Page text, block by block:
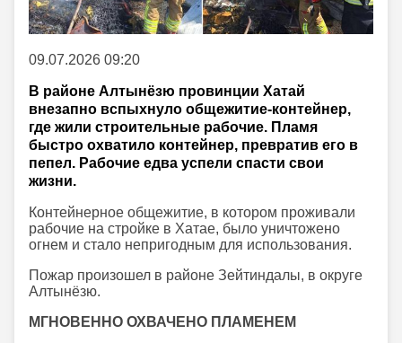
09.07.2026 09:20
В районе Алтынёзю провинции Хатай
внезапно вспыхнуло общежитие-контейнер,
где жили строительные рабочие. Пламя
быстро охватило контейнер, превратив его в
пепел. Рабочие едва успели спасти свои
жизни.
Контейнерное общежитие, в котором проживали
рабочие на стройке в Хатае, было уничтожено
огнем и стало непригодным для использования.
Пожар произошел в районе Зейтиндалы, в округе
Алтынёзю.
МГНОВЕННО ОХВАЧЕНО ПЛАМЕНЕМ